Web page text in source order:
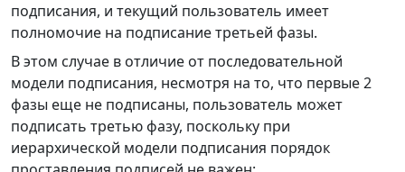
подписания, и текущий пользователь имеет
полномочие на подписание третьей фазы.
В этом случае в отличие от последовательной
модели подписания, несмотря на то, что первые 2
фазы еще не подписаны, пользователь может
подписать третью фазу, поскольку при
иерархической модели подписания порядок